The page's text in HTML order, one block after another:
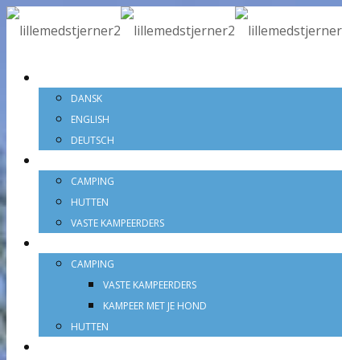
DANSK
ENGLISH
DEUTSCH
CAMPING
HUTTEN
VASTE KAMPEERDERS
CAMPING
VASTE KAMPEERDERS
KAMPEER MET JE HOND
HUTTEN